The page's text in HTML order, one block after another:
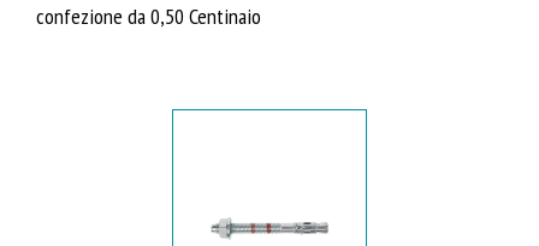
confezione da 0,50 Centinaio